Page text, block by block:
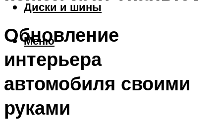
Диски и шины
Меню
Обновление
интерьера
автомобиля своими
руками